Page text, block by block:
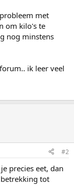
met
om kilo's te
nog minstens
ik leer veel
#2
precies eet, dan
tot